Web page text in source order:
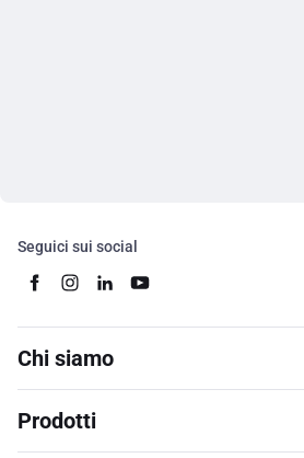
Seguici sui social
Chi siamo
Prodotti